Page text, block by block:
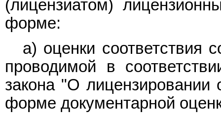
(лицензиатом)
форме:
а) оценки соответствия
проводимой в
закона "О лицензировании
форме документарной